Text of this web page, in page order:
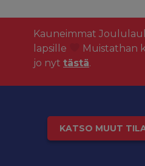
Kauneimmat
lapsille
Muistathan
jo nyt tästä.
KATSO MUUT